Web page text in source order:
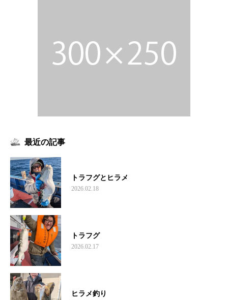
最近の記事
トラフグとヒラメ
2026.02.18
トラフグ
2026.02.17
ヒラメ釣り